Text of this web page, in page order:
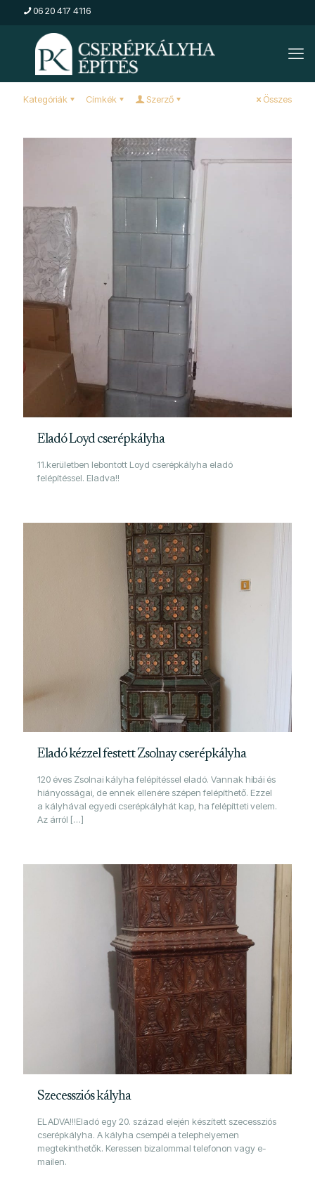
06 20 417 4116
Kategóriák Címkék Szerző Összes
Eladó Loyd cserépkályha
11.kerületben lebontott Loyd cserépkályha eladó
felépítéssel. Eladva!!
Eladó kézzel festett Zsolnay cserépkályha
120 éves Zsolnai kályha felépítéssel eladó. Vannak hibái és
hiányosságai, de ennek ellenére szépen felépíthető. Ezzel
a kályhával egyedi cserépkályhát kap, ha felépítteti velem.
Az árról […]
Szecessziós kályha
ELADVA!!!Eladó egy 20. század elején készített szecessziós
cserépkályha. A kályha csempéi a telephelyemen
megtekinthetők. Keressen bizalommal telefonon vagy e-
mailen.